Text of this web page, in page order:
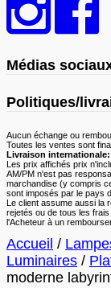
Médias
Politiques/
Aucun échange ou
Toutes les ventes sont
Livraison internationale:
Les prix affichés prix
AM/PM n'est pas
marchandise (y compris
sont imposés par le pays
Le client assume aussi la
rejetés ou de tous les
l'Acheteur à un
Accueil /
Luminaires /
moderne